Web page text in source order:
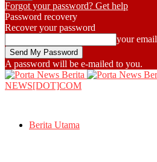
Forgot your password? Get help
Password recovery
Recover your password
your email
A password will be e-mailed to you.
NEWS[DOT]COM
Berita Utama